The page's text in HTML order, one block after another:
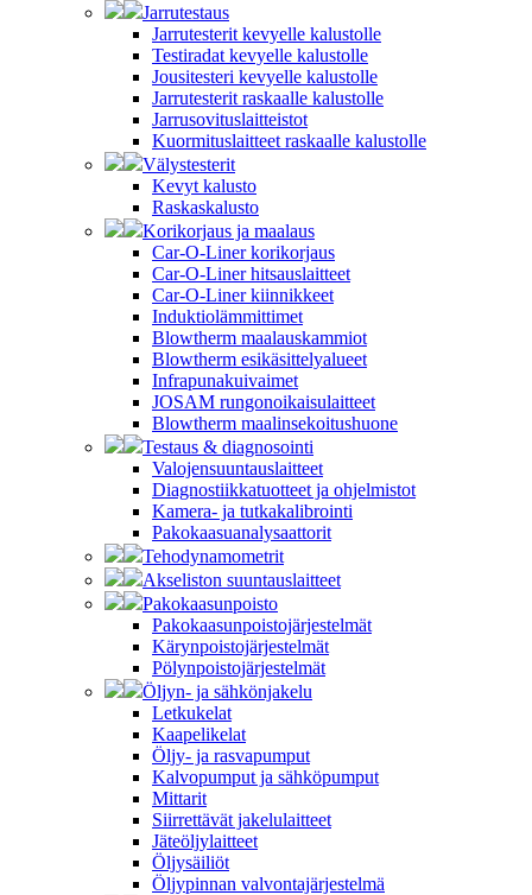
Jarrutestaus
Jarrutesterit kevyelle kalustolle
Testiradat kevyelle kalustolle
Jousitesteri kevyelle kalustolle
Jarrutesterit raskaalle kalustolle
Jarrusovituslaitteistot
Kuormituslaitteet raskaalle kalustolle
Välystesterit
Kevyt kalusto
Raskaskalusto
Korikorjaus ja maalaus
Car-O-Liner korikorjaus
Car-O-Liner hitsauslaitteet
Car-O-Liner kiinnikkeet
Induktiolämmittimet
Blowtherm maalauskammiot
Blowtherm esikäsittelyalueet
Infrapunakuivaimet
JOSAM rungonoikaisulaitteet
Blowtherm maalinsekoitushuone
Testaus & diagnosointi
Valojensuuntauslaitteet
Diagnostiikkatuotteet ja ohjelmistot
Kamera- ja tutkakalibrointi
Pakokaasuanalysaattorit
Tehodynamometrit
Akseliston suuntauslaitteet
Pakokaasunpoisto
Pakokaasunpoistojärjestelmät
Kärynpoistojärjestelmät
Pölynpoistojärjestelmät
Öljyn- ja sähkönjakelu
Letkukelat
Kaapelikelat
Öljy- ja rasvapumput
Kalvopumput ja sähköpumput
Mittarit
Siirrettävät jakelulaitteet
Jäteöljylaitteet
Öljysäiliöt
Öljypinnan valvontajärjestelmä